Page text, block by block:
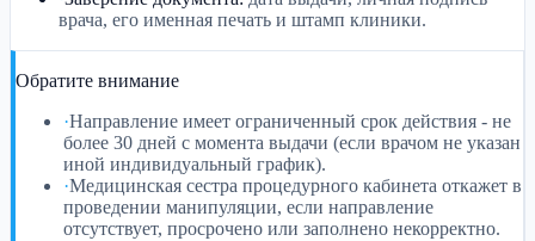
врача, его именная печать и штамп клиники.
Обратите внимание
·Направление имеет ограниченный срок действия - не
более 30 дней с момента выдачи (если врачом не указан
иной индивидуальный график).
·Медицинская сестра процедурного кабинета откажет в
проведении манипуляции, если направление
отсутствует, просрочено или заполнено некорректно.